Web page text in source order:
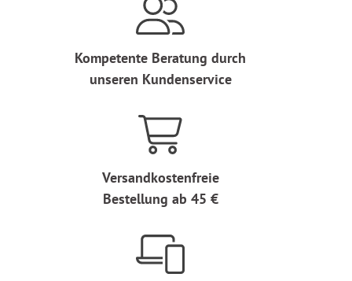
Kompetente Beratung durch
unseren Kundenservice
Versandkostenfreie
Bestellung ab 45 €